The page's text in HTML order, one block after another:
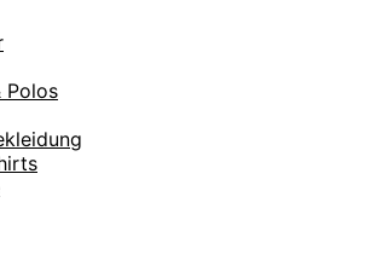
Polos